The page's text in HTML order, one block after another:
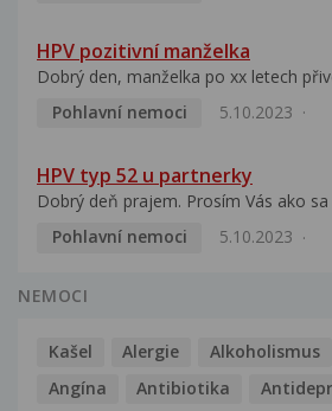
HPV pozitivní manželka
Dobrý den, manželka po xx letech
Pohlavní nemoci
5.10.2023
HPV typ 52 u partnerky
Dobrý deň prajem. Prosím Vás ako sa
Pohlavní nemoci
5.10.2023
NEMOCI
Kašel Alergie Alkoholismus
Angína
Antibiotika